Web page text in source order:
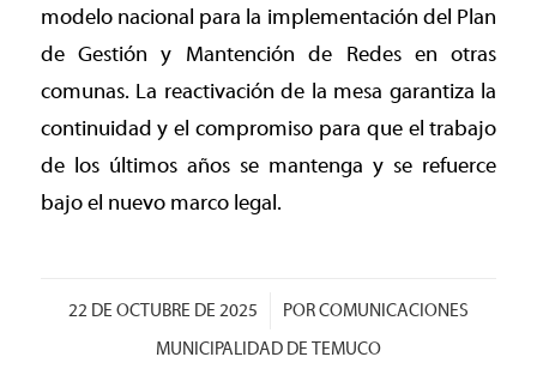
modelo nacional para la implementación del Plan
de Gestión y Mantención de Redes en otras
comunas. La reactivación de la mesa garantiza la
continuidad y el compromiso para que el trabajo
de los últimos años se mantenga y se refuerce
bajo el nuevo marco legal.
22 DE OCTUBRE DE 2025
/ PORCOMUNICACIONES
MUNICIPALIDAD DE TEMUCO